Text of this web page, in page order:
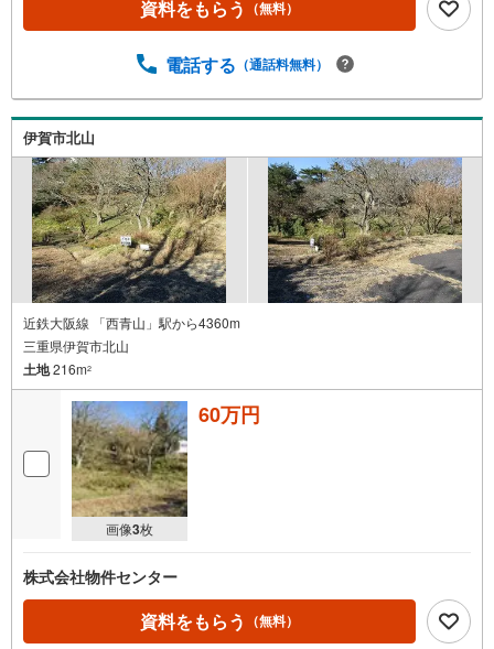
資料をもらう （無料）
電話する （通話料無料）
伊賀市北山
近鉄大阪線 「西青山」駅から4360m
三重県伊賀市北山
土地216m2
画像3枚
60万円
株式会社物件センター
資料をもらう （無料）